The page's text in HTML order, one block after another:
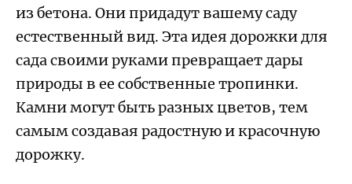
из бетона. Они придадут вашему саду
естественный вид. Эта идея дорожки для
сада своими руками превращает дары
природы в ее собственные тропинки.
Камни могут быть разных цветов, тем
самым создавая радостную и красочную
дорожку.